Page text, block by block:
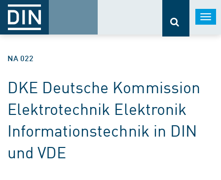
NA 022
DKE Deutsche Kommission
Elektrotechnik Elektronik
Informationstechnik in DIN
und VDE